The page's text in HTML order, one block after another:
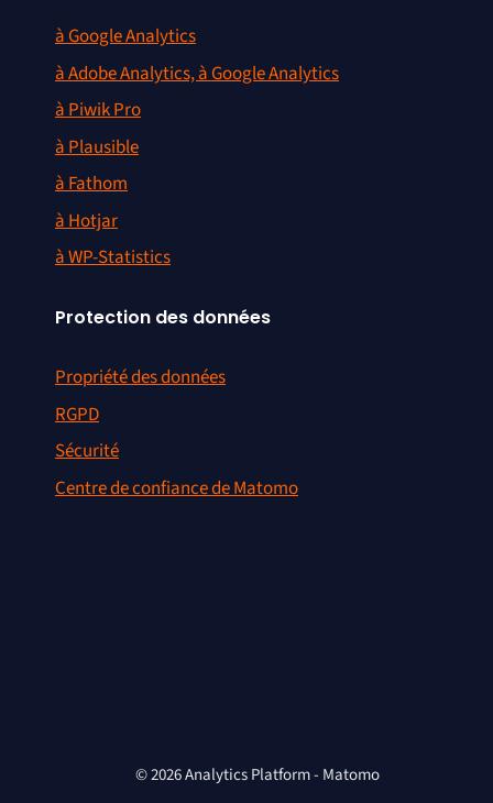
à Google Analytics
à Adobe Analytics, à Google Analytics
à Piwik Pro
à Plausible
à Fathom
à Hotjar
à WP-Statistics
Protection des données
Propriété des données
RGPD
Sécurité
Centre de confiance de Matomo
© 2026 Analytics Platform - Matomo